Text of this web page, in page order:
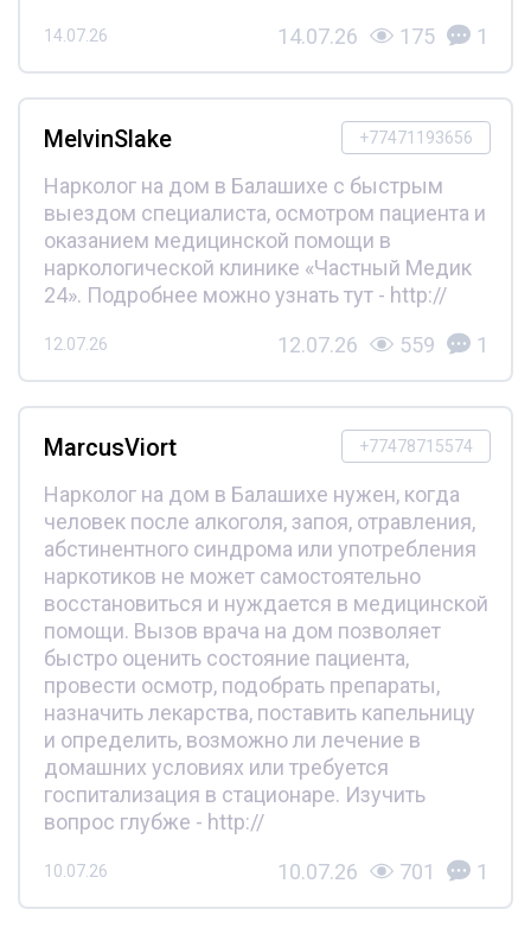
14.07.26 14.07.26 175 1
+77471193656
MelvinSlake
Нарколог на дом в Балашихе с быстрым
выездом специалиста, осмотром пациента и
оказанием медицинской помощи в
наркологической клинике «Частный Медик
24». Подробнее можно узнать тут - http://
12.07.26 12.07.26 559 1
+77478715574
MarcusViort
Нарколог на дом в Балашихе нужен, когда
человек после алкоголя, запоя, отравления,
абстинентного синдрома или употребления
наркотиков не может самостоятельно
восстановиться и нуждается в медицинской
помощи. Вызов врача на дом позволяет
быстро оценить состояние пациента,
провести осмотр, подобрать препараты,
назначить лекарства, поставить капельницу
и определить, возможно ли лечение в
домашних условиях или требуется
госпитализация в стационаре. Изучить
вопрос глубже - http://
10.07.26 10.07.26 701 1